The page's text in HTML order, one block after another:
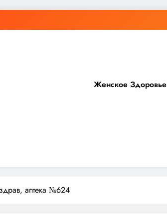
и мужском здоровье
Женское Здоровье
аптека №624